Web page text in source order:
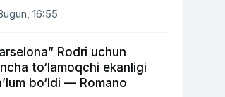
16:55
Rodri uchun
to‘lamoqchi ekanligi
bo‘ldi — Romano